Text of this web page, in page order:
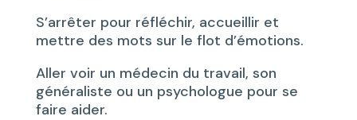
S’arrêter pour réfléchir, accueillir et
mettre des mots sur le flot d’émotions.
Aller voir un médecin du travail, son
généraliste ou un psychologue pour se
faire aider.